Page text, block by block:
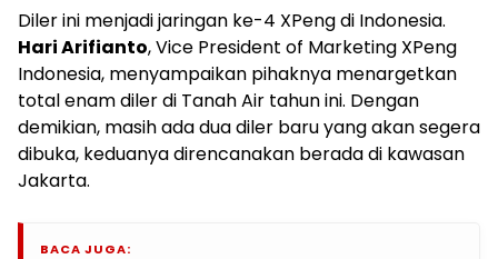
Diler ini menjadi jaringan ke-4 XPeng di Indonesia.
Hari Arifianto, Vice President of Marketing XPeng
Indonesia, menyampaikan pihaknya menargetkan
total enam diler di Tanah Air tahun ini. Dengan
demikian, masih ada dua diler baru yang akan segera
dibuka, keduanya direncanakan berada di kawasan
Jakarta.
BACA JUGA: